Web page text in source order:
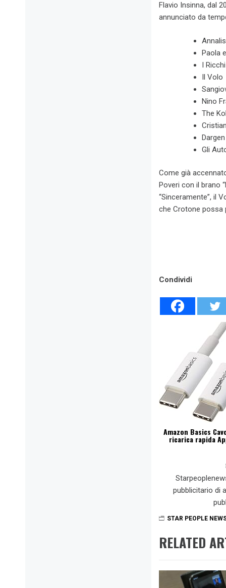
Flavio Insinna, dal
annunciato da
Paola
I
Il Volo
Nino
The
Gli
Come già
Poveri con il brano
“Sinceramente”, il
che Crotone possa
Condividi
Amazon Basics
ricarica rapida
pubblicitario di
STAR PEOPLE
RELATED